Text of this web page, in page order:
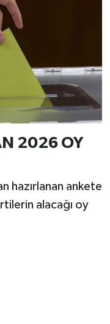
2026 OY
hazırlanan ankete
alacağı oy